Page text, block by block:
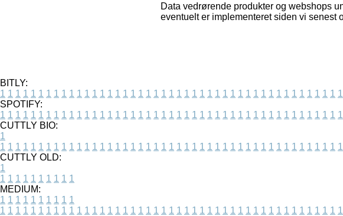
Data vedrørende produkter og webshops
eventuelt er implementeret siden vi senest
BITLY:
1 1 1 1 1 1 1 1 1 1 1 1 1 1 1 1 1 1 1 1 1 1 1 1 1 1 1 1 1 1 1 1 1 1 1 1 1 1 1 1 1 1 1 1 1
SPOTIFY:
1 1 1 1 1 1 1 1 1 1 1 1 1 1 1 1 1 1 1 1 1 1 1 1 1 1 1 1 1 1 1 1 1 1 1 1 1 1 1 1 1 1 1 1 1
CUTTLY BIO:
1
1 1 1 1 1 1 1 1 1 1 1 1 1 1 1 1 1 1 1 1 1 1 1 1 1 1 1 1 1 1 1 1 1 1 1 1 1 1 1 1 1 1 1 1 1
CUTTLY OLD:
1
1 1 1 1 1 1 1 1 1 1
MEDIUM:
1 1 1 1 1 1 1 1 1 1
1 1 1 1 1 1 1 1 1 1 1 1 1 1 1 1 1 1 1 1 1 1 1 1 1 1 1 1 1 1 1 1 1 1 1 1 1 1 1 1 1 1 1 1 1